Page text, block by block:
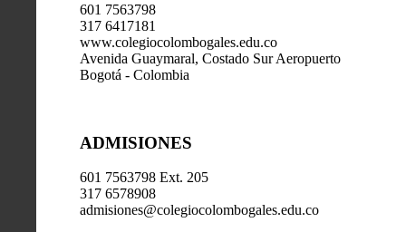
601 7563798
317 6417181
www.colegiocolombogales.edu.co
Avenida Guaymaral, Costado Sur Aeropuerto
Bogotá - Colombia
ADMISIONES
601 7563798 Ext. 205
317 6578908
admisiones@colegiocolombogales.edu.co